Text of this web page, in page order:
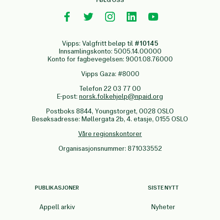
Vipps: Valgfritt beløp til #10145
Innsamlingskonto: 5005.14.00000
Konto for fagbevegelsen: 9001.08.76000
Vipps Gaza: #8000
Telefon 22 03 77 00
E-post: norsk.folkehjelp@npaid.org
Postboks 8844, Youngstorget, 0028 OSLO
Besøksadresse: Møllergata 2b, 4. etasje, 0155 OSLO
Våre regionskontorer
Organisasjonsnummer: 871033552
PUBLIKASJONER
Appell arkiv
SISTE NYTT
Nyheter